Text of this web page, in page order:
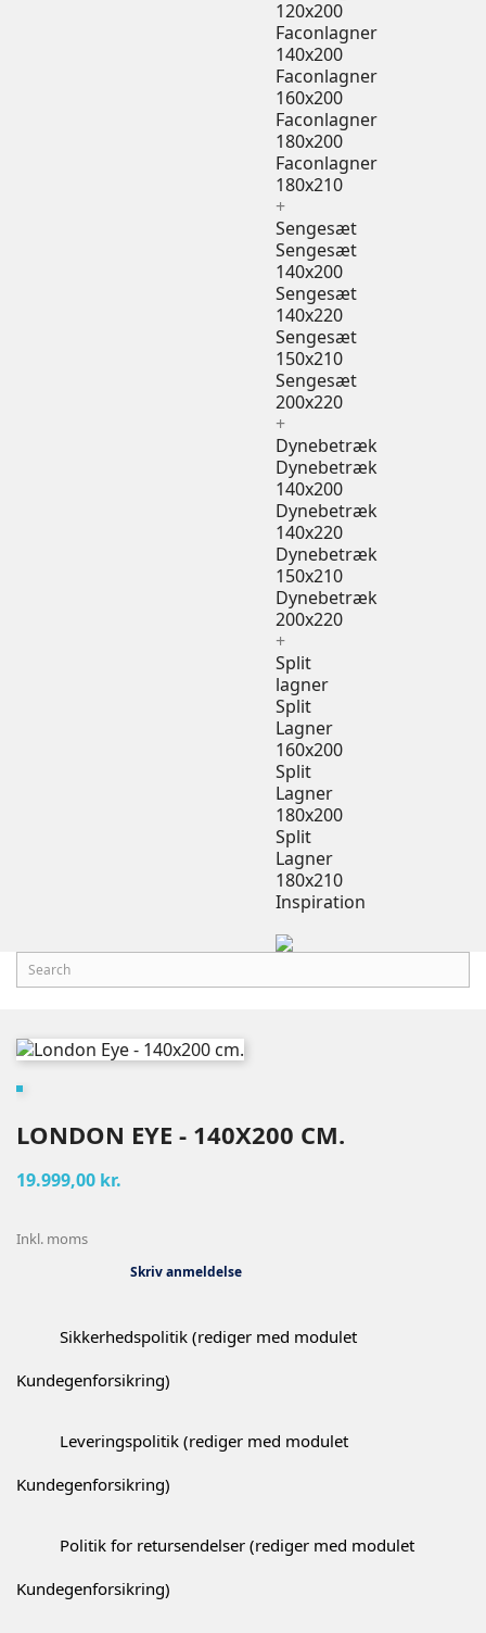
120x200
Faconlagner
140x200
Faconlagner
160x200
Faconlagner
180x200
Faconlagner
180x210
+
Sengesæt
Sengesæt
140x200
Sengesæt
140x220
Sengesæt
150x210
Sengesæt
200x220
+
Dynebetræk
Dynebetræk
140x200
Dynebetræk
140x220
Dynebetræk
150x210
Dynebetræk
200x220
+
Split
lagner
Split
Lagner
160x200
Split
Lagner
180x200
Split
Lagner
180x210
Inspiration
LONDON EYE - 140X200 CM.
19.999,00 kr.
Inkl. moms
Skriv anmeldelse
Sikkerhedspolitik (rediger med modulet
Kundegenforsikring)
Leveringspolitik (rediger med modulet
Kundegenforsikring)
Politik for retursendelser (rediger med modulet
Kundegenforsikring)